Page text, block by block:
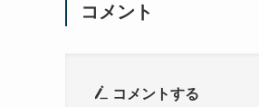
コメント
コメントする